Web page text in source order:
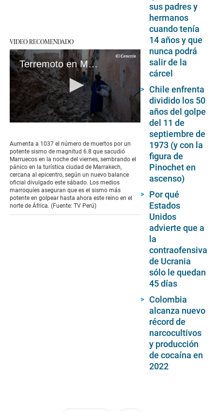
VIDEO RECOMENDADO
Terremoto en Marruecos: más de mil muertos en fuerte sismo de magnitud 6.8
of
0
seconds
Aumenta a 1037 el número de muertos por un
potente sismo de magnitud 6.8 que sacudió
Marruecos en la noche del viernes, sembrando el
pánico en la turística ciudad de Marrakech,
cercana al epicentro, según un nuevo balance
oficial divulgado este sábado. Los medios
marroquíes aseguran que es el sismo más
potente en golpear hasta ahora este reino en el
norte de África. (Fuente: TV Perú)
sus padres y
hermanos
cuando tenía
14 años y que
nunca podrá
salir de la
cárcel
Chile enfrenta
dividido los 50
años del golpe
del 11 de
septiembre de
1973 (y con la
figura de
Pinochet en
ascenso)
Por qué
Estados
Unidos
advierte que a
la
contraofensiva
de Ucrania
sólo le quedan
45 días
Colombia
alcanza nuevo
récord de
narcocultivos
y producción
de cocaína en
2022